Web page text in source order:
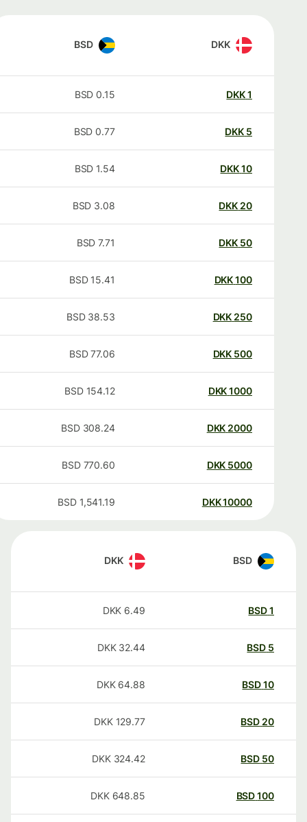
DKK
BSD
DKK
0.15
BSD
DKK
0.77
BSD
DKK
1.54
BSD
20
DKK
3.08
BSD
50
DKK
7.71
BSD
100
DKK
15.41
BSD
250
DKK
38.53
BSD
500
DKK
77.06
BSD
1000
DKK
154.12
BSD
2000
DKK
308.24
BSD
5000
DKK
770.60
BSD
10000
DKK
1,541.19
BSD
BSD
DKK
BSD
6.49
DKK
BSD
32.44
DKK
BSD
64.88
DKK
20
BSD
129.77
DKK
50
BSD
324.42
DKK
100
BSD
648.85
DKK